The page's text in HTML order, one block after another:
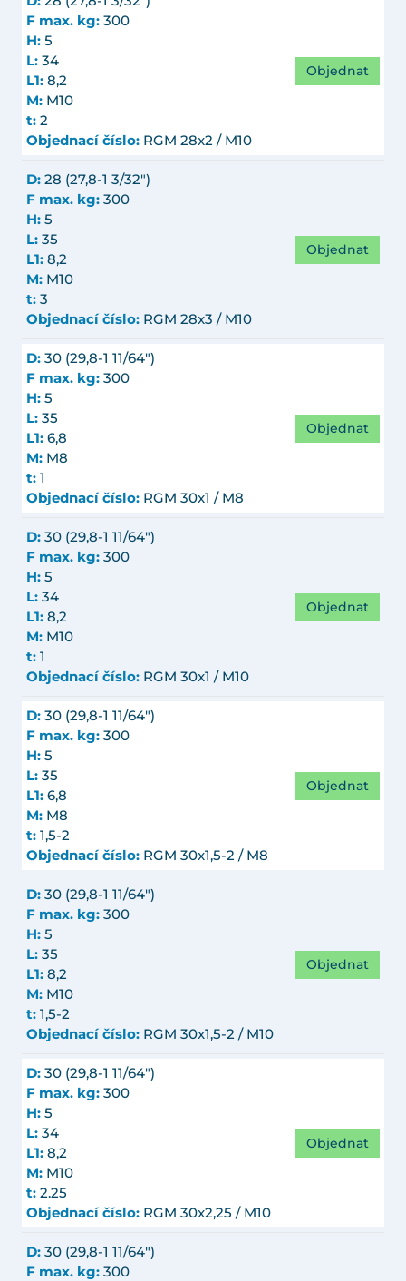
F max. kg: 300
H: 5
L: 34
L1: 8,2
M: M10
t: 2
Objednací číslo: RGM 28x2 / M10
Objednat
D: 28 (27,8-1 3/32")
F max. kg: 300
H: 5
L: 35
L1: 8,2
M: M10
t: 3
Objednací číslo: RGM 28x3 / M10
Objednat
D: 30 (29,8-1 11/64")
F max. kg: 300
H: 5
L: 35
L1: 6,8
M: M8
t: 1
Objednací číslo: RGM 30x1 / M8
Objednat
D: 30 (29,8-1 11/64")
F max. kg: 300
H: 5
L: 34
L1: 8,2
M: M10
t: 1
Objednací číslo: RGM 30x1 / M10
Objednat
D: 30 (29,8-1 11/64")
F max. kg: 300
H: 5
L: 35
L1: 6,8
M: M8
t: 1,5-2
Objednací číslo: RGM 30x1,5-2 / M8
Objednat
D: 30 (29,8-1 11/64")
F max. kg: 300
H: 5
L: 35
L1: 8,2
M: M10
t: 1,5-2
Objednací číslo: RGM 30x1,5-2 / M10
Objednat
D: 30 (29,8-1 11/64")
F max. kg: 300
H: 5
L: 34
L1: 8,2
M: M10
t: 2.25
Objednací číslo: RGM 30x2,25 / M10
Objednat
D: 30 (29,8-1 11/64")
F max. kg: 300